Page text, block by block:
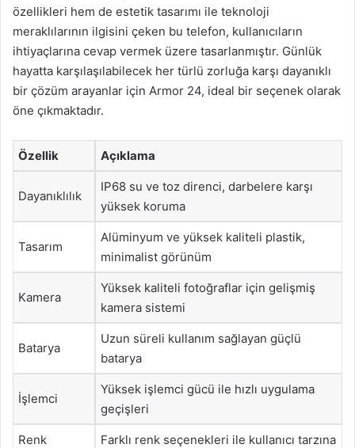
özellikleri hem de estetik tasarımı ile teknoloji
meraklılarının ilgisini çeken bu telefon, kullanıcıların
ihtiyaçlarına cevap vermek üzere tasarlanmıştır. Günlük
hayatta karşılaşılabilecek her türlü zorluğa karşı dayanıklı
bir çözüm arayanlar için Armor 24, ideal bir seçenek olarak
öne çıkmaktadır.
Özellik Açıklama
Dayanıklılık
IP68 su ve toz direnci, darbelere karşı
yüksek koruma
Tasarım
Alüminyum ve yüksek kaliteli plastik,
minimalist görünüm
Kamera
Yüksek kaliteli fotoğraflar için gelişmiş
kamera sistemi
Batarya
Uzun süreli kullanım sağlayan güçlü
batarya
İşlemci
Yüksek işlemci gücü ile hızlı uygulama
geçişleri
Renk
Farklı renk seçenekleri ile kullanıcı tarzına